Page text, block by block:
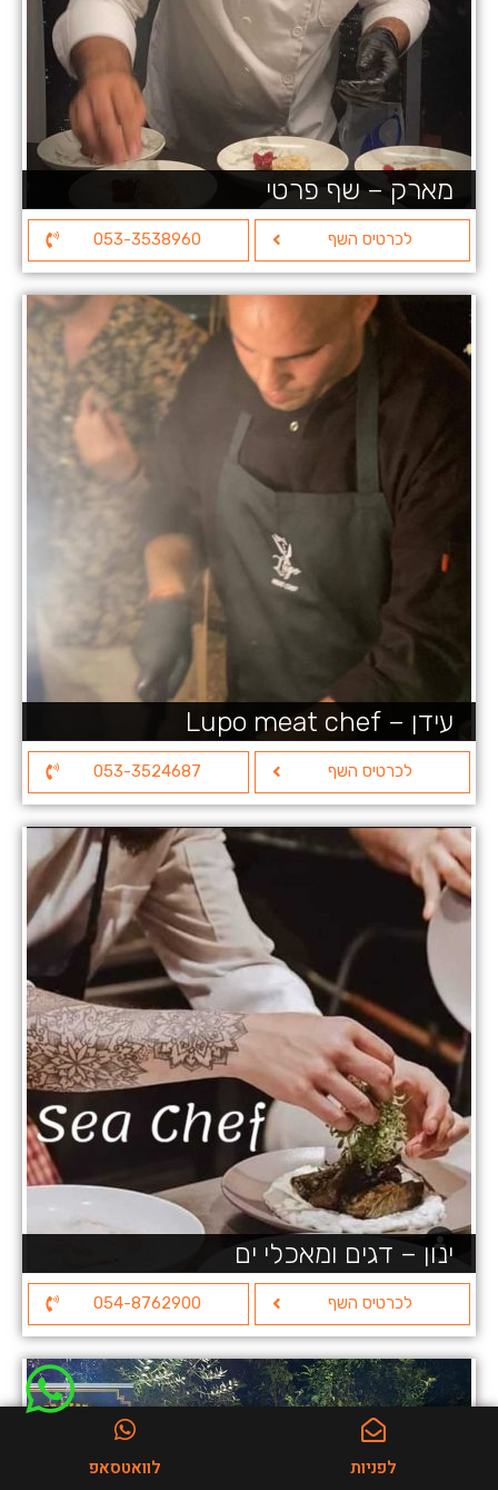
מארק – שף פרטי
לכרטיס השף 053-3538960
עידן – Lupo meat chef
לכרטיס השף 053-3524687
ינון – דגים ומאכלי ים
לכרטיס השף 054-8762900
לפניות לוואטסאפ